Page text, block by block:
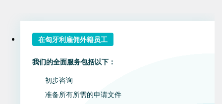
在匈牙利雇佣外籍员工
我们的全面服务包括以下：
初步咨询
准备所有所需的申请文件